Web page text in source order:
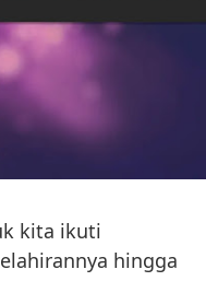
kita ikuti
hingga